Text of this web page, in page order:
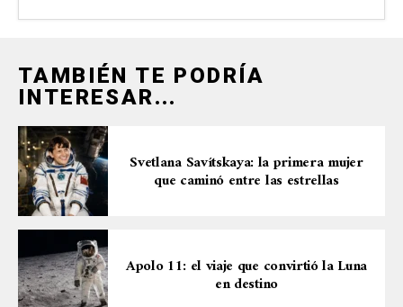
TAMBIÉN TE PODRÍA
INTERESAR...
Svetlana Savítskaya: la primera mujer
que caminó entre las estrellas
Apolo 11: el viaje que convirtió la Luna
en destino